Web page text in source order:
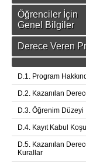
Öğrenciler İçin
Genel Bilgiler
Derece Veren
D.1. Program
D.2. Kazanılan
D.3. Öğrenim Düzeyi
D.4. Kayıt Kabul
D.5. Kazanılan
Kurallar